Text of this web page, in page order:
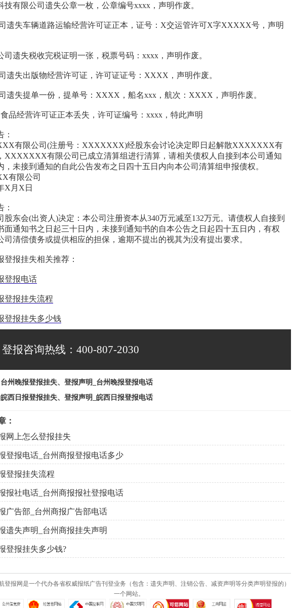
技有限公司遗失公章一枚，公章编号xxxx，声明作废。
遗失车辆道路运输经营许可证正本，证号：X交运管许可X字XXXXX号，声明
司遗失税收完税证明一张，税票号码：xxxx，声明作废。
遗失出版物经营许可证，许可证证号：XXXX，声明作废。
遗失提单一份，提单号：XXXX，船名xxx，航次：XXXX，声明作废。
品经营许可证正本丢失，许可证编号：xxxx，特此声明
告：
有限公司(注册号：XXXXXXX)经股东会讨论决定即日起解散XXXXXXX有
XXXXXXX有限公司已成立清算组进行清算，请相关债权人自接到本公司通知
，未接到通知的自此公告发布之日四十五日内向本公司清算组申报债权。
有限公司
X月X日
告：
股东会(出资人)决定：本公司注册资本从340万元减至132万元。请债权人自接到
面通知书之日起三十日内，未接到通知书的自本公告之日起四十五日内，有权
司清偿债务或提供相应的担保，逾期不提出的视其为没有提出要求。
登报挂失相关推荐：
登报电话
登报挂失流程
登报挂失多少钱
登报咨询热线：400-807-2030
台州晚报登报挂失、登报声明_台州晚报登报电话
皖西日报登报挂失、登报声明_皖西日报登报电话
：
网上怎么登报挂失
登报电话_台州商报登报电话多少
登报挂失流程
报社电话_台州商报报社登报电话
广告部_台州商报广告部电话
遗失声明_台州商报挂失声明
登报挂失多少钱?
登报网是一个代办各省权威报纸广告刊登业务（包含：遗失声明、注销公告、减资声明等分类声明登报的）
一个网站。